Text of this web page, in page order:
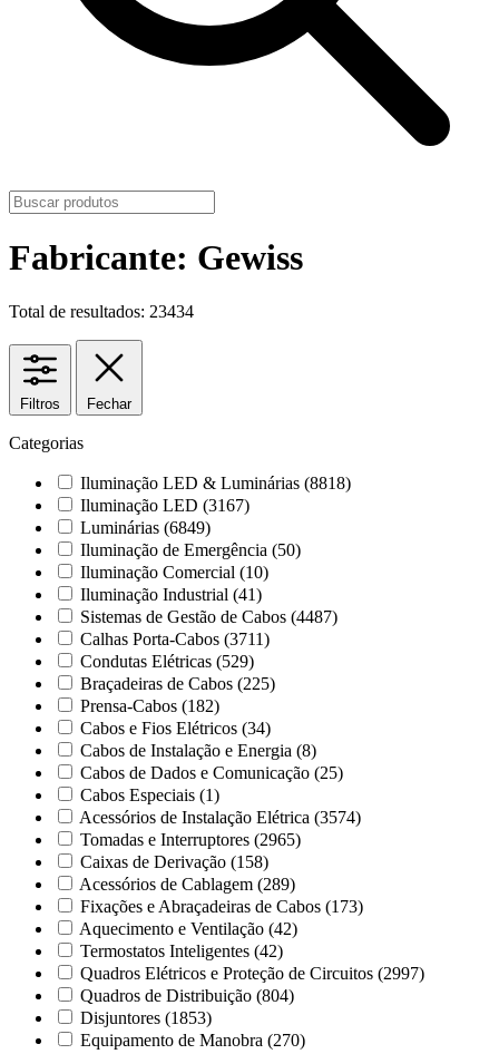
Fabricante: Gewiss
Total de resultados: 23434
Filtros Fechar
Categorias
Iluminação LED & Luminárias (8818)
Iluminação LED (3167)
Luminárias (6849)
Iluminação de Emergência (50)
Iluminação Comercial (10)
Iluminação Industrial (41)
Sistemas de Gestão de Cabos (4487)
Calhas Porta-Cabos (3711)
Condutas Elétricas (529)
Braçadeiras de Cabos (225)
Prensa-Cabos (182)
Cabos e Fios Elétricos (34)
Cabos de Instalação e Energia (8)
Cabos de Dados e Comunicação (25)
Cabos Especiais (1)
Acessórios de Instalação Elétrica (3574)
Tomadas e Interruptores (2965)
Caixas de Derivação (158)
Acessórios de Cablagem (289)
Fixações e Abraçadeiras de Cabos (173)
Aquecimento e Ventilação (42)
Termostatos Inteligentes (42)
Quadros Elétricos e Proteção de Circuitos (2997)
Quadros de Distribuição (804)
Disjuntores (1853)
Equipamento de Manobra (270)